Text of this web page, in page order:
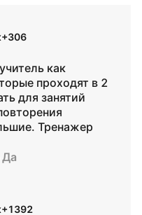
+306
как
проходят в 2
для занятий
Тренажер
Да
+1392